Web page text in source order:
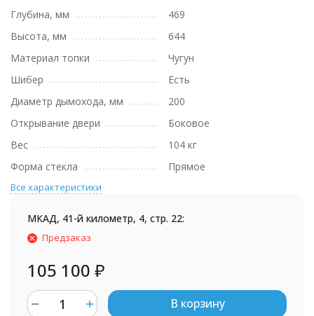
Глубина, мм
469
Высота, мм
644
Материал топки
Чугун
Шибер
Есть
Диаметр дымохода, мм
200
Открывание двери
Боковое
Вес
104 кг
Форма стекла
Прямое
Все характеристики
МКАД, 41-й километр, 4, стр. 22:
Предзаказ
105 100 ₽
В корзину